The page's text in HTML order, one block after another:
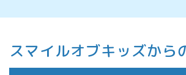
スマイルオブキッズから